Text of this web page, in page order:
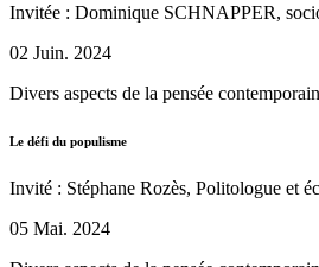
Invitée : Dominique SCHNAPPER,
02 Juin. 2024
Divers aspects de la pensée
Le défi du populisme
Invité : Stéphane Rozès, Politologue et
05 Mai. 2024